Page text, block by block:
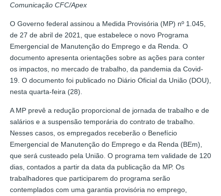
Comunicação CFC/Apex
O Governo federal assinou a Medida Provisória (MP) nº 1.045,
de 27 de abril de 2021, que estabelece o novo Programa
Emergencial de Manutenção do Emprego e da Renda. O
documento apresenta orientações sobre as ações para conter
os impactos, no mercado de trabalho, da pandemia da Covid-
19. O documento foi publicado no Diário Oficial da União (DOU),
nesta quarta-feira (28).
A MP prevê a redução proporcional de jornada de trabalho e de
salários e a suspensão temporária do contrato de trabalho.
Nesses casos, os empregados receberão o Benefício
Emergencial de Manutenção do Emprego e da Renda (BEm),
que será custeado pela União. O programa tem validade de 120
dias, contados a partir da data da publicação da MP. Os
trabalhadores que participarem do programa serão
contemplados com uma garantia provisória no emprego,